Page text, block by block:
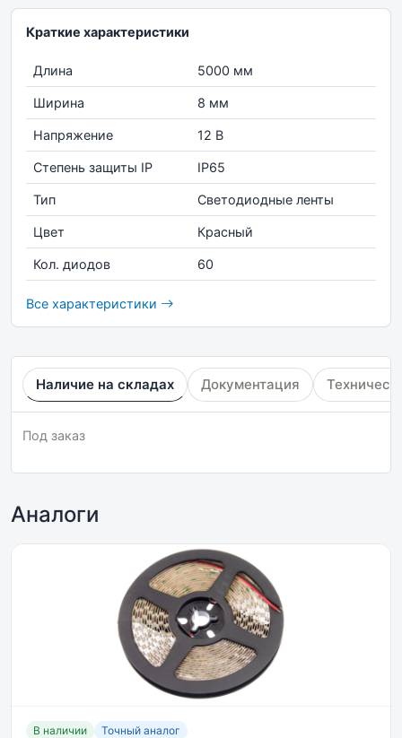
Краткие характеристики
Длина 5000 мм
Ширина 8 мм
Напряжение 12 В
Степень защиты IP IP65
Тип Светодиодные ленты
Цвет Красный
Кол. диодов 60
Все характеристики
Наличие на складах Документация
Под заказ
Аналоги
В наличии Точный аналог